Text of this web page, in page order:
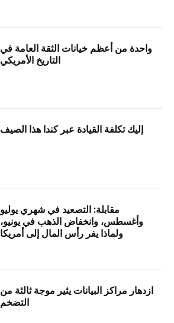
واحدة من أعظم خيانات الثقة العامة في
التاريخ الأمريكي
إليك تكلفة القيادة عبر كندا هذا الصيف
مقابلة: التصعيد في شهري يوليو
وأغسطس، وانخفاض الذهب في يونيو،
ولماذا يفر رأس المال إلى أمريكا
ازدهار مراكز البيانات يثير موجة ثالثة من
التضخم